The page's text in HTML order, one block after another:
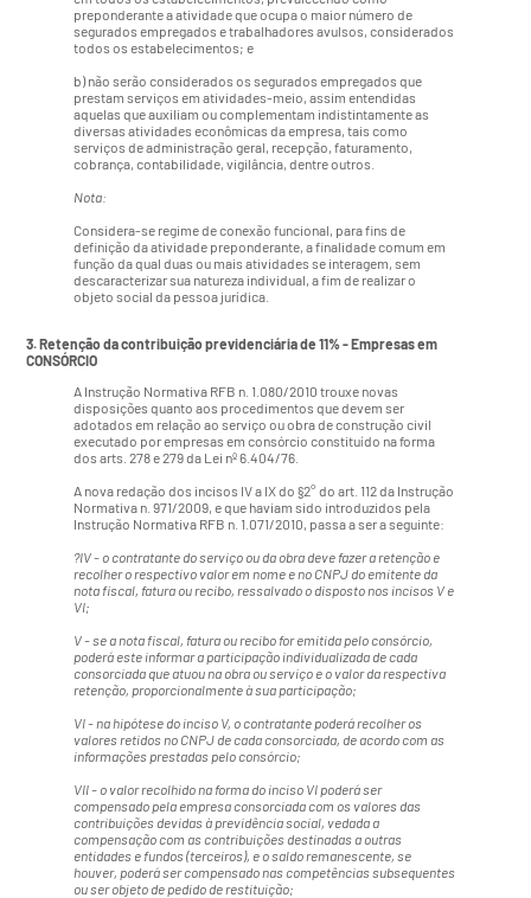
preponderante a atividade que ocupa o maior número de
segurados empregados e trabalhadores avulsos, considerados
todos os estabelecimentos; e
b) não serão considerados os segurados empregados que
prestam serviços em atividades-meio, assim entendidas
aquelas que auxiliam ou complementam indistintamente as
diversas atividades econômicas da empresa, tais como
serviços de administração geral, recepção, faturamento,
cobrança, contabilidade, vigilância, dentre outros.
Nota:
Considera-se regime de conexão funcional, para fins de
definição da atividade preponderante, a finalidade comum em
função da qual duas ou mais atividades se interagem, sem
descaracterizar sua natureza individual, a fim de realizar o
objeto social da pessoa jurídica.
3. Retenção da contribuição previdenciária de 11% - Empresas em
CONSÓRCIO
A Instrução Normativa RFB n. 1.080/2010 trouxe novas
disposições quanto aos procedimentos que devem ser
adotados em relação ao serviço ou obra de construção civil
executado por empresas em consórcio constituído na forma
dos arts. 278 e 279 da Lei nº 6.404/76.
A nova redação dos incisos IV a IX do §2° do art. 112 da Instrução
Normativa n. 971/2009, e que haviam sido introduzidos pela
Instrução Normativa RFB n. 1.071/2010, passa a ser a seguinte:
?IV - o contratante do serviço ou da obra deve fazer a retenção e
recolher o respectivo valor em nome e no CNPJ do emitente da
nota fiscal, fatura ou recibo, ressalvado o disposto nos incisos V e
VI;
V - se a nota fiscal, fatura ou recibo for emitida pelo consórcio,
poderá este informar a participação individualizada de cada
consorciada que atuou na obra ou serviço e o valor da respectiva
retenção, proporcionalmente à sua participação;
VI - na hipótese do inciso V, o contratante poderá recolher os
valores retidos no CNPJ de cada consorciada, de acordo com as
informações prestadas pelo consórcio;
VII - o valor recolhido na forma do inciso VI poderá ser
compensado pela empresa consorciada com os valores das
contribuições devidas à previdência social, vedada a
compensação com as contribuições destinadas a outras
entidades e fundos (terceiros), e o saldo remanescente, se
houver, poderá ser compensado nas competências subsequentes
ou ser objeto de pedido de restituição;